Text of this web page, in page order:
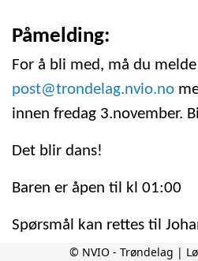
Påmelding:
For å bli med, må du
post@trondelag.nvio.no
innen fredag 3.november.
Det blir dans!
Baren er åpen til kl 01:00
Spørsmål kan rettes til
911 99 141 eller
© NVIO - Trøndelag |